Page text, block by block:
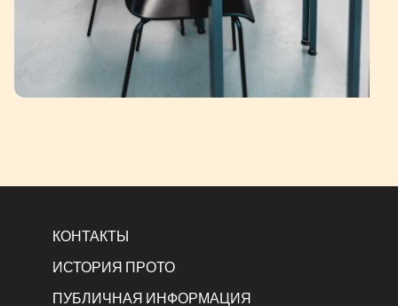
КОНТАКТЫ
ИСТОРИЯ ПРОТО
ПУБЛИЧНАЯ ИНФОРМАЦИЯ